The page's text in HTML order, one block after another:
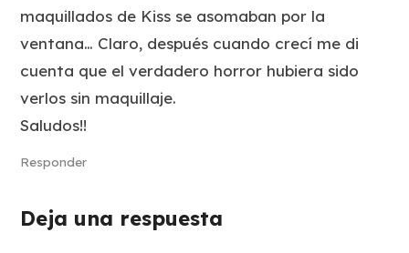
maquillados de Kiss se asomaban por la
ventana… Claro, después cuando crecí me di
cuenta que el verdadero horror hubiera sido
verlos sin maquillaje.
Saludos!!
Responder
Deja una respuesta